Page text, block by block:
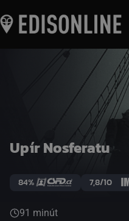
Upír Nosferatu
84% 7,8/10
91 minút